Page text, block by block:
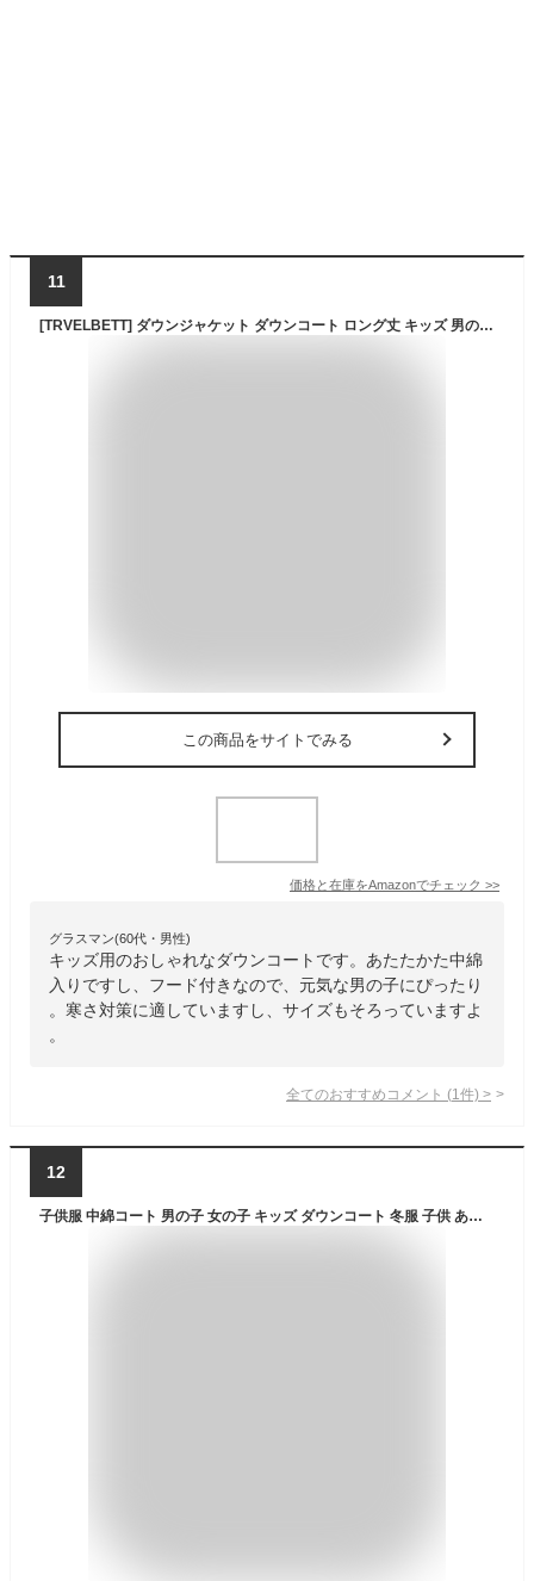
11
[TRVELBETT] ダウンジャケット ダウンコート ロング丈 キッズ 男の子 フード付き 中綿コート アウター 韓国こども 冬 防風 暖かい 原宿風 アウター ジュニア 格好いい 120 130 140 150 160 170 (ワインレッド,120)
この商品をサイトでみる
価格と在庫をAmazonでチェック >>
グラスマン(60代・男性)
キッズ用のおしゃれなダウンコートです。あたたかた中綿
入りですし、フード付きなので、元気な男の子にぴったり
。寒さ対策に適していますし、サイズもそろっていますよ
。
全てのおすすめコメント (1 件) >
12
子供服 中綿コート 男の子 女の子 キッズ ダウンコート 冬服 子供 あったか ジャケット ダウンジャケット 防寒 コート 暖かい 中綿ジャケット 冬 120 130 140 150 160 アウター ロング フード取り外し可 かっこいい おしゃれ お洒落 小学生 防風 通学 厚手 綿